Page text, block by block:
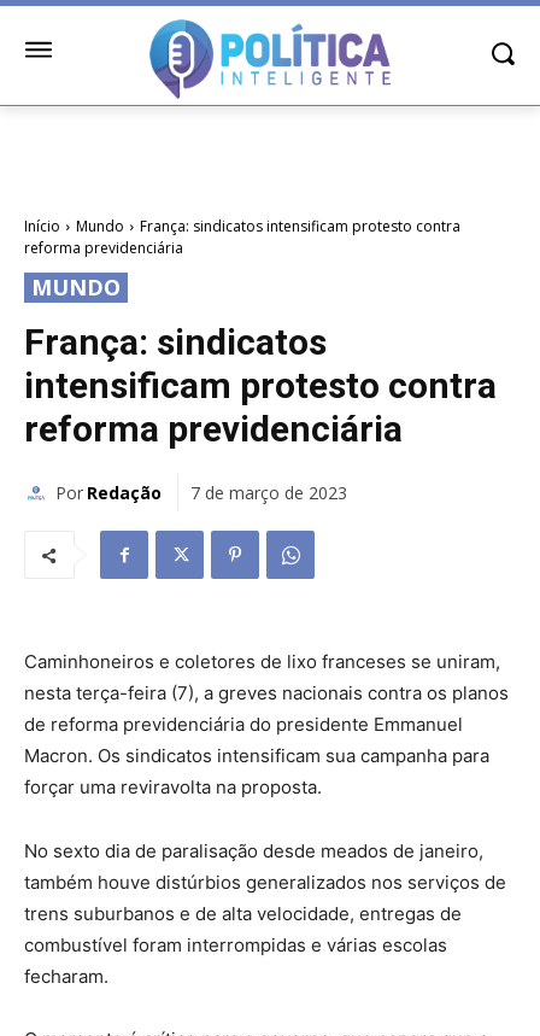
Início Mundo
França: sindicatos intensificam protesto contra
reforma previdenciária
MUNDO
França: sindicatos
intensificam protesto contra
reforma previdenciária
Por Redação 7 de março de 2023
Caminhoneiros e coletores de lixo franceses se uniram,
nesta terça-feira (7), a greves nacionais contra os planos
de reforma previdenciária do presidente Emmanuel
Macron. Os sindicatos intensificam sua campanha para
forçar uma reviravolta na proposta.
No sexto dia de paralisação desde meados de janeiro,
também houve distúrbios generalizados nos serviços de
trens suburbanos e de alta velocidade, entregas de
combustível foram interrompidas e várias escolas
fecharam.